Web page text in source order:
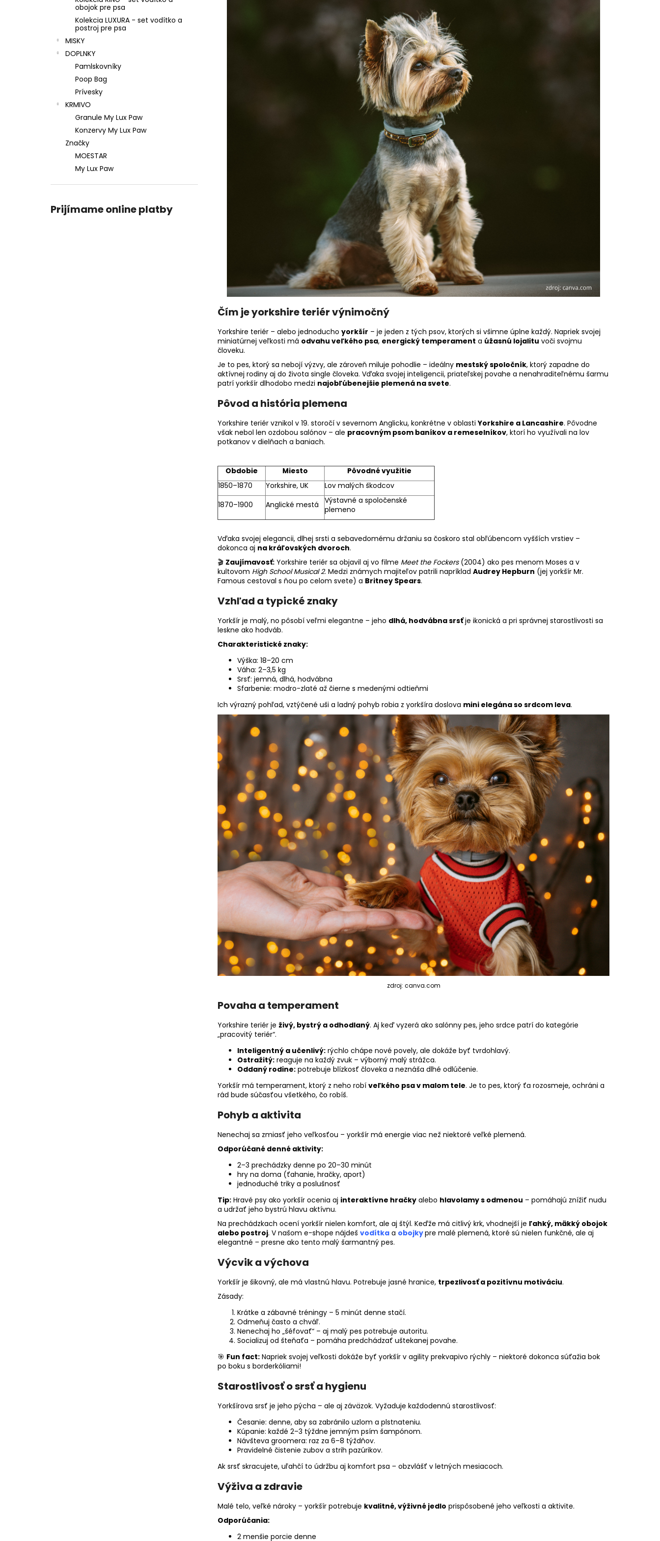
obojok pre psa
Kolekcia LUXURA - set vodítko a
postroj pre psa
MISKY
DOPLNKY
Pamlskovníky
Poop Bag
Prívesky
KRMIVO
Granule My Lux Paw
Konzervy My Lux Paw
Značky
MOESTAR
My Lux Paw
Prijímame online platby
Čím je yorkshire teriér výnimočný
Yorkshire teriér – alebo jednoducho yorkšír – je jeden z tých psov, ktorých si všimne úplne každý. Napriek svojej
miniatúrnej veľkosti má odvahu veľkého psa, energický temperament a úžasnú lojalitu voči svojmu
človeku.
Je to pes, ktorý sa nebojí výzvy, ale zároveň miluje pohodlie – ideálny mestský spoločník, ktorý zapadne do
aktívnej rodiny aj do života single človeka. Vďaka svojej inteligencii, priateľskej povahe a nenahraditeľnému šarmu
patrí yorkšír dlhodobo medzi najobľúbenejšie plemená na svete.
Pôvod a história plemena
Yorkshire teriér vznikol v 19. storočí v severnom Anglicku, konkrétne v oblastiYorkshire a Lancashire. Pôvodne
však nebol len ozdobou salónov – ale pracovným psom baníkov a remeselníkov, ktorí ho využívali na lov
potkanov v dielňach a baniach.
Obdobie Miesto
Pôvodné využitie
1850–1870
Yorkshire, UK
Lov malých škodcov
1870–1900
Anglické mestá
Výstavné a spoločenské
plemeno
Vďaka svojej elegancii, dlhej srsti a sebavedomému držaniu sa čoskoro stal obľúbencom vyšších vrstiev –
dokonca aj na kráľovských dvoroch.
🎬 Zaujímavosť: Yorkshire teriér sa objavil aj vo filme Meet the Fockers(2004) ako pes menom Moses a v
kultovom High School Musical 2. Medzi známych majiteľov patrili napríklad Audrey Hepburn (jej yorkšír Mr.
Famous cestoval s ňou po celom svete) a Britney Spears.
Vzhľad a typické znaky
Yorkšír je malý, no pôsobí veľmi elegantne – jeho dlhá, hodvábna srsťje ikonická a pri správnej starostlivosti sa
leskne ako hodváb.
Charakteristické znaky:
Výška: 18–20 cm
Váha: 2–3,5 kg
Srsť: jemná, dlhá, hodvábna
Sfarbenie: modro-zlaté až čierne s medenými odtieňmi
Ich výrazný pohľad, vztýčené uši a ladný pohyb robia z yorkšíra doslova mini elegána so srdcom leva.
zdroj: canva.com
Povaha a temperament
Yorkshire teriér je živý, bystrý a odhodlaný. Aj keď vyzerá ako salónny pes, jeho srdce patrí do kategórie
„pracovitý teriér“.
Inteligentný a učenlivý: rýchlo chápe nové povely, ale dokáže byť tvrdohlavý.
Ostražitý: reaguje na každý zvuk – výborný malý strážca.
Oddaný rodine: potrebuje blízkosť človeka a neznáša dlhé odlúčenie.
Yorkšír má temperament, ktorý z neho robí veľkého psa v malom tele. Je to pes, ktorý ťa rozosmeje, ochráni a
rád bude súčasťou všetkého, čo robíš.
Pohyb a aktivita
Nenechaj sa zmiasť jeho veľkosťou – yorkšír má energie viac než niektoré veľké plemená.
Odporúčané denné aktivity:
2–3 prechádzky denne po 20–30 minút
hry na doma (ťahanie, hračky, aport)
jednoduché triky a poslušnosť
Tip: Hravé psy ako yorkšír ocenia aj interaktívne hračky alebo hlavolamy s odmenou – pomáhajú znížiť nudu
a udržať jeho bystrú hlavu aktívnu.
Na prechádzkach ocení yorkšír nielen komfort, ale aj štýl. Keďže má citlivý krk, vhodnejší je ľahký, mäkký obojok
alebo postroj. V našom e-shope nájdeš vodítka a obojkypre malé plemená, ktoré sú nielen funkčné, ale aj
elegantné – presne ako tento malý šarmantný pes.
Výcvik a výchova
Yorkšír je šikovný, ale má vlastnú hlavu. Potrebuje jasné hranice, trpezlivosť a pozitívnu motiváciu.
Zásady:
Krátke a zábavné tréningy – 5 minút denne stačí.
Odmeňuj často a chváľ.
Nenechaj ho „šéfovať“ – aj malý pes potrebuje autoritu.
Socializuj od šteňaťa – pomáha predchádzať uštekanej povahe.
🎯 Fun fact: Napriek svojej veľkosti dokáže byť yorkšír v agility prekvapivo rýchly – niektoré dokonca súťažia bok
po boku s borderkóliami!
Starostlivosť o srsť a hygienu
Yorkšírova srsť je jeho pýcha – ale aj záväzok. Vyžaduje každodennú starostlivosť:
Česanie: denne, aby sa zabránilo uzlom a plstnateniu.
Kúpanie: každé 2–3 týždne jemným psím šampónom.
Návšteva groomera: raz za 6–8 týždňov.
Pravidelné čistenie zubov a strih pazúrikov.
Ak srsť skracujete, uľahčí to údržbu aj komfort psa – obzvlášť v letných mesiacoch.
Výživa a zdravie
Malé telo, veľké nároky – yorkšír potrebuje kvalitné, výživné jedlo prispôsobené jeho veľkosti a aktivite.
Odporúčania:
2 menšie porcie denne